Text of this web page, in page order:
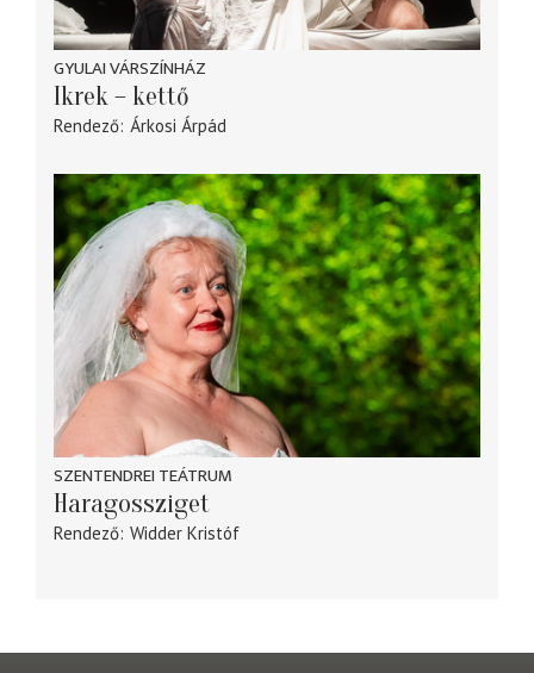
GYULAI VÁRSZÍNHÁZ
Ikrek – kettő
Rendező Árkosi Árpád
SZENTENDREI TEÁTRUM
Haragossziget
Rendező Widder Kristóf